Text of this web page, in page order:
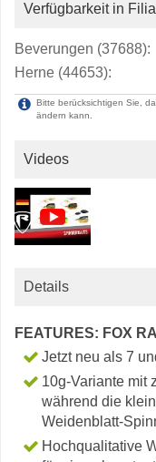
Verfügbarkeit in
Beverungen (37688):
Herne (44653):
Bitte berücksichtigen Sie,
ändern kann.
Videos
Details
FEATURES: FOX
Jetzt neu als 7
10g-Variante mit
während die
Weidenblatt-
Hochqualitative